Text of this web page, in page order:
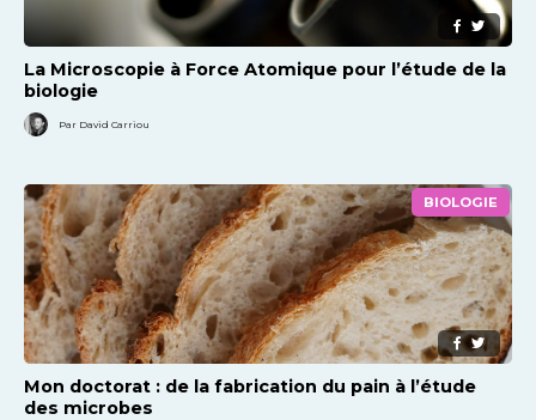
La Microscopie à Force Atomique pour l’étude de la
biologie
Par David Carriou
BIOLOGIE
Mon doctorat : de la fabrication du pain à l’étude
des microbes